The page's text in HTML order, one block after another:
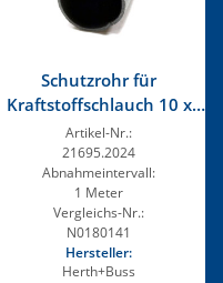
Schutzrohr für
Kraftstoffschlauch 10 x
1,0
Artikel-Nr.:
21695.2024
Abnahmeintervall:
1 Meter
Vergleichs-Nr.:
N0180141
Hersteller:
Herth+Buss